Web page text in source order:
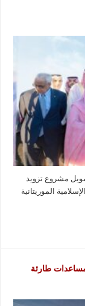
مشروع تزويد
الموريتانية